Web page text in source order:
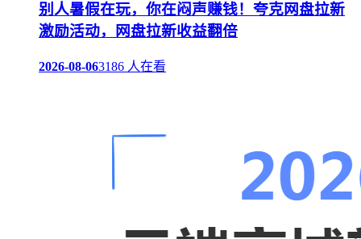
‌别人暑假在玩，你在闷声赚钱！夸克网盘拉新
激励活动，网盘拉新收益翻倍
2026-08-063186 人在看